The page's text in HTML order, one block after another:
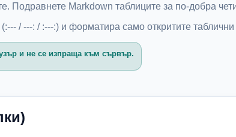
Подравнете Markdown таблиците за по-добра
/ ---: / :---:) и форматира само откритите таблични
и не се изпраща към сървър.